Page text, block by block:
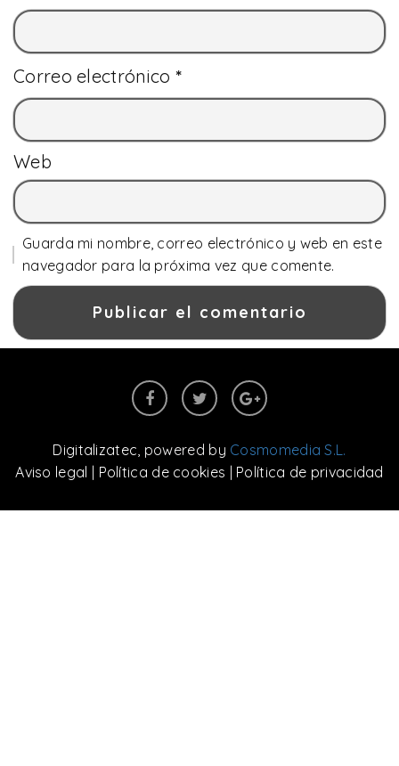
Correo electrónico *
Web
Guarda mi nombre, correo electrónico y web en este
navegador para la próxima vez que comente.
Digitalizatec , powered by Cosmomedia S.L.
Aviso legal | Política de cookies | Política de privacidad